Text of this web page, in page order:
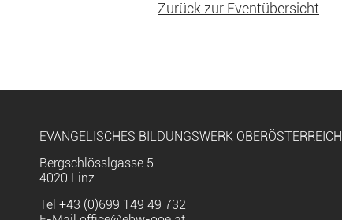
Zurück zur Eventübersicht
EVANGELISCHES BILDUNGSWERK OBERÖSTERREICH
Bergschlösslgasse 5
4020 Linz
Tel +43 (0)699 149 49 732